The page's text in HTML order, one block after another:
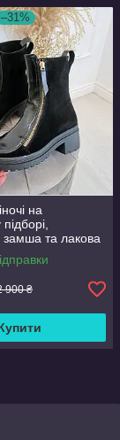
–31%
на
замша та лакова
900 ₴